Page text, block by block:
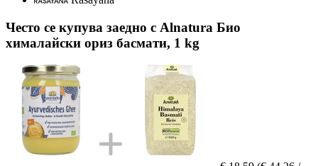
Често се купува заедно с Alnatura Био
хималайски ориз басмати, 1 kg